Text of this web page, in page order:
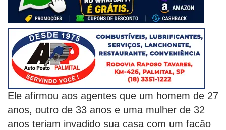
Ele afirmou aos agentes que um homem de 27
anos, outro de 33 anos e uma mulher de 32
anos teriam invadido sua casa com um facão